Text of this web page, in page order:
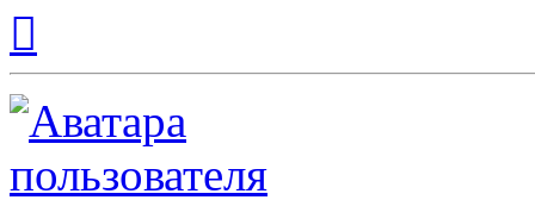
началу